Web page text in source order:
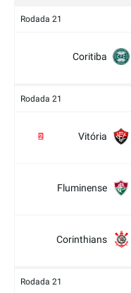
Rodada 21
Coritiba
Rodada 21
Vitória
2
Fluminense
Corinthians
Rodada 21